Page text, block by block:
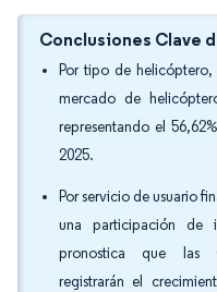
Conclusiones Clave
Por tipo de
mercado de
representando el
2025.
Por servicio de usuario
una participación de
pronostica que las
registrarán el